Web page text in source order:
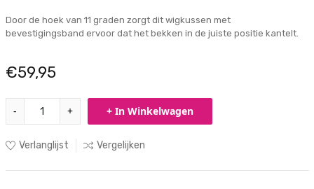
Door de hoek van 11 graden zorgt dit wigkussen met
bevestigingsband ervoor dat het bekken in de juiste positie kantelt.
€59,95
- + + In Winkelwagen
Verlanglijst Vergelijken